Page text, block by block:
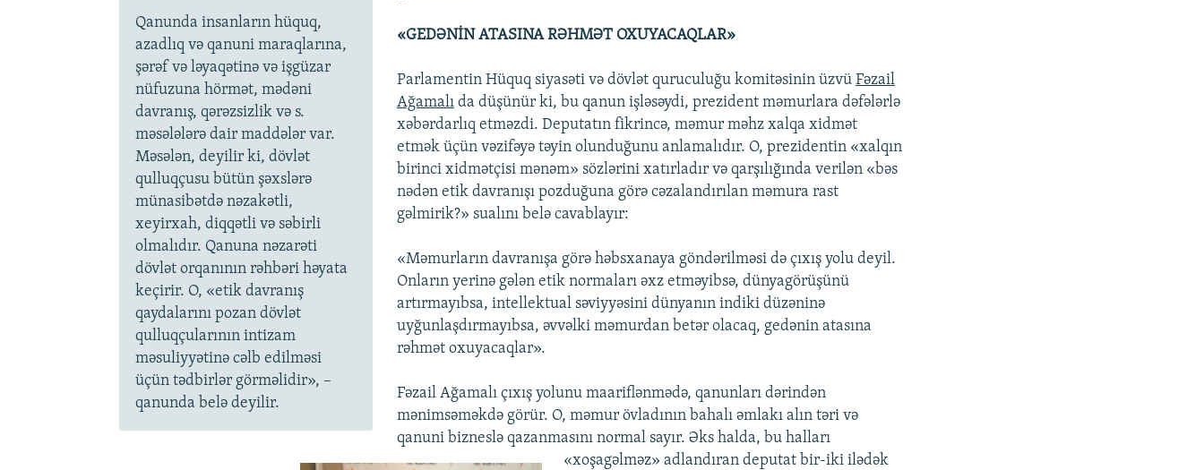
Qanunda insanların hüquq,
azadlıq və qanuni maraqlarına,
şərəf və ləyaqətinə və işgüzar
nüfuzuna hörmət, mədəni
davranış, qərəzsizlik və s.
məsələlərə dair maddələr var.
Məsələn, deyilir ki, dövlət
qulluqçusu bütün şəxslərə
münasibətdə nəzakətli,
xeyirxah, diqqətli və səbirli
olmalıdır. Qanuna nəzarəti
dövlət orqanının rəhbəri həyata
keçirir. O, «etik davranış
qaydalarını pozan dövlət
qulluqçularının intizam
məsuliyyətinə cəlb edilməsi
üçün tədbirlər görməlidir», –
qanunda belə deyilir.
«GEDƏNİN ATASINA RƏHMƏT OXUYACAQLAR»
Parlamentin Hüquq siyasəti və dövlət quruculuğu komitəsinin üzvü Fəzail
Ağamalıda düşünür ki, bu qanun işləsəydi, prezident məmurlara dəfələrlə
xəbərdarlıq etməzdi. Deputatın fikrincə, məmur məhz xalqa xidmət
etmək üçün vəzifəyə təyin olunduğunu anlamalıdır. O, prezidentin «xalqın
birinci xidmətçisi mənəm» sözlərini xatırladır və qarşılığında verilən «bəs
nədən etik davranışı pozduğuna görə cəzalandırılan məmura rast
gəlmirik?» sualını belə cavablayır:
«Məmurların davranışa görə həbsxanaya göndərilməsi də çıxış yolu deyil.
Onların yerinə gələn etik normaları əxz etməyibsə, dünyagörüşünü
artırmayıbsa, intellektual səviyyəsini dünyanın indiki düzəninə
uyğunlaşdırmayıbsa, əvvəlki məmurdan betər olacaq, gedənin atasına
rəhmət oxuyacaqlar».
Fəzail Ağamalı çıxış yolunu maariflənmədə, qanunları dərindən
mənimsəməkdə görür. O, məmur övladının bahalı əmlakı alın təri və
qanuni bizneslə qazanmasını normal sayır. Əks halda, bu halları
«xoşagəlməz» adlandıran deputat bir-iki ilədək